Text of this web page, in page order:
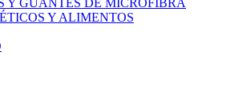
Y GUANTES DE MICROFIBRA
Y ALIMENTOS